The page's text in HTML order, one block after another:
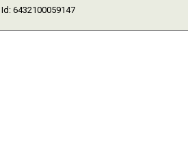
Id: 6432100059147